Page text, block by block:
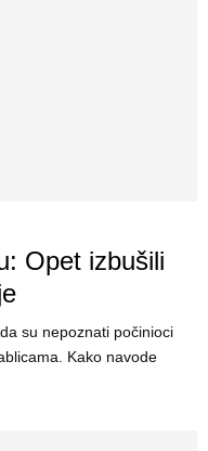
Opet izbušili
su nepoznati počinioci
Kako navode